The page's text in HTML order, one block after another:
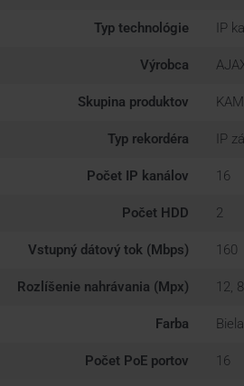
Typ technológie IP
Výrobca
Skupina produktov
Typ rekordéra IP
Počet IP kanálov 16
Počet HDD 2
Vstupný dátový tok (Mbps) 160
Rozlíšenie nahrávania (Mpx) 12,
Farba Biela
Počet PoE portov 16